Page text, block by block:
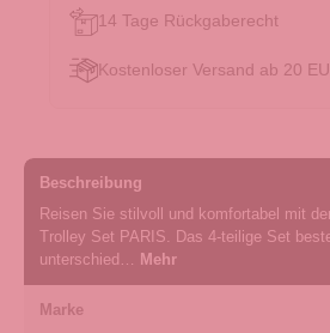
14 Tage Rückgaberecht
Kostenloser Versand ab 20
Beschreibung
Reisen Sie stilvoll und komfortabel mit
Trolley Set PARIS. Das 4-teilige Set
unterschied…
Mehr
Marke